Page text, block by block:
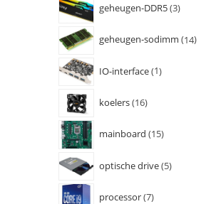
geheugen-DDR5 3
geheugen-sodimm 14
IO-interface 1
koelers 16
mainboard 15
optische drive 5
processor 7